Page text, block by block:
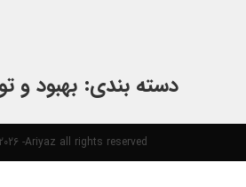
دسته بندی: بهبود و
-Ariyaz all rights reserved